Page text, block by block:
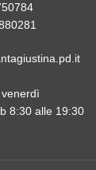
8:30 alle 19:30